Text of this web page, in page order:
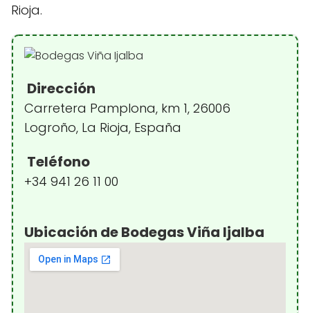
Rioja.
Dirección
Carretera Pamplona, km 1, 26006
Logroño, La Rioja, España
Teléfono
+34 941 26 11 00
Ubicación de Bodegas Viña Ijalba